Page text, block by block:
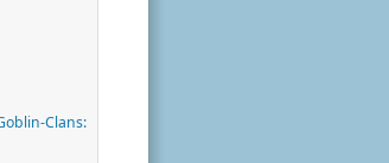
Clans: